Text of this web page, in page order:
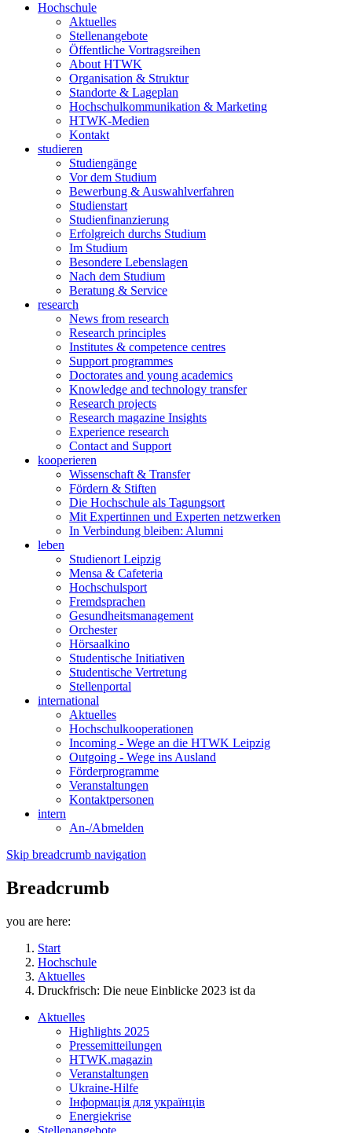
Hochschule
Aktuelles
Stellenangebote
Öffentliche Vortragsreihen
About HTWK
Organisation & Struktur
Standorte & Lageplan
Hochschulkommunikation & Marketing
HTWK-Medien
Kontakt
studieren
Studiengänge
Vor dem Studium
Bewerbung & Auswahlverfahren
Studienstart
Studienfinanzierung
Erfolgreich durchs Studium
Im Studium
Besondere Lebenslagen
Nach dem Studium
Beratung & Service
research
News from research
Research principles
Institutes & competence centres
Support programmes
Doctorates and young academics
Knowledge and technology transfer
Research projects
Research magazine Insights
Experience research
Contact and Support
kooperieren
Wissenschaft & Transfer
Fördern & Stiften
Die Hochschule als Tagungsort
Mit Expertinnen und Experten netzwerken
In Verbindung bleiben: Alumni
leben
Studienort Leipzig
Mensa & Cafeteria
Hochschulsport
Fremdsprachen
Gesundheitsmanagement
Orchester
Hörsaalkino
Studentische Initiativen
Studentische Vertretung
Stellenportal
international
Aktuelles
Hochschulkooperationen
Incoming - Wege an die HTWK Leipzig
Outgoing - Wege ins Ausland
Förderprogramme
Veranstaltungen
Kontaktpersonen
intern
An-/Abmelden
Skip breadcrumb navigation
Breadcrumb
you are here:
Start
Hochschule
Aktuelles
Druckfrisch: Die neue Einblicke 2023 ist da
Aktuelles
Highlights 2025
Pressemitteilungen
HTWK.magazin
Veranstaltungen
Ukraine-Hilfe
Інформація для українців
Energiekrise